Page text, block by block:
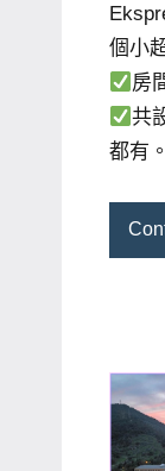
觀
光
作
達
個小
房
共
都有。